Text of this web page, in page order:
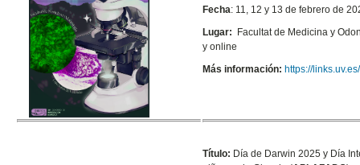
Fecha: 11, 12 y 13 de febrero de
Lugar:
Facultat de Medicina y
y online
Más información: https://
Título: Día de Darwin 2025 y Día